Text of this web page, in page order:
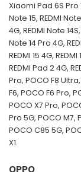
Xiaomi Pad 6S Pro
Note 15, REDMI
4G, REDMI Note
Note 14 Pro 4G,
REDMI 15 4G,
REDMI Pad 2 4G,
Pro, POCO F8
F6, POCO F6 Pro,
POCO X7 Pro,
Pro 5G, POCO M7,
POCO C85 5G,
X1.
OPPO